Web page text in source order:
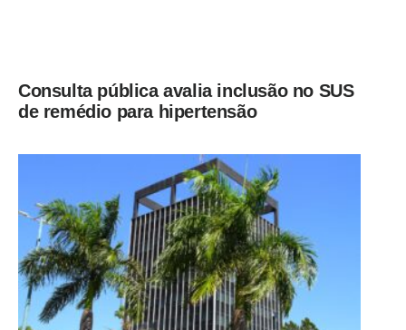
Consulta pública avalia inclusão no SUS
de remédio para hipertensão